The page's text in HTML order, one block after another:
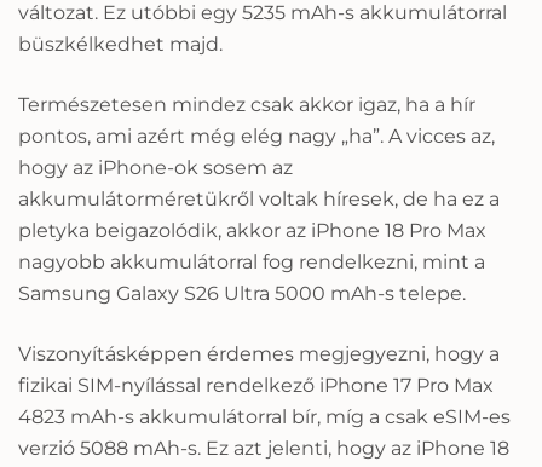
változat. Ez utóbbi egy 5235 mAh-s akkumulátorral
büszkélkedhet majd.
Természetesen mindez csak akkor igaz, ha a hír
pontos, ami azért még elég nagy „ha”. A vicces az,
hogy az iPhone-ok sosem az
akkumulátorméretükről voltak híresek, de ha ez a
pletyka beigazolódik, akkor az iPhone 18 Pro Max
nagyobb akkumulátorral fog rendelkezni, mint a
Samsung Galaxy S26 Ultra 5000 mAh-s telepe.
Viszonyításképpen érdemes megjegyezni, hogy a
fizikai SIM-nyílással rendelkező iPhone 17 Pro Max
4823 mAh-s akkumulátorral bír, míg a csak eSIM-es
verzió 5088 mAh-s. Ez azt jelenti, hogy az iPhone 18